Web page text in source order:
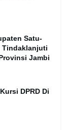
Satu-
Tindaklanjuti
Jambi
DPRD Di